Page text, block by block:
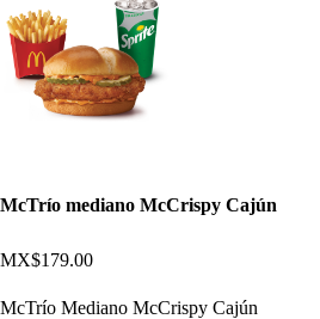
McTrío mediano McCrispy Cajún
MX$179.00
McTrío Mediano McCrispy Cajún